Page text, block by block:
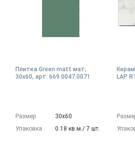
Плитка Green matt мат,
30x60, арт. 669.0047.0071
Размер
30х60
Упаковка
0.18 кв.м./ 7 шт.
LAP